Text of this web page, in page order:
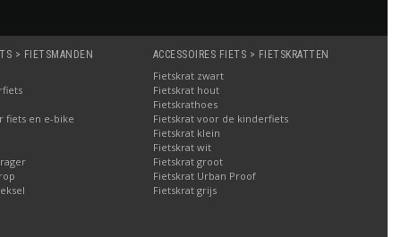
> FIETSMANDEN
fiets en e-bike
ACCESSOIRES FIETS > FIETSKRATTEN
Fietskrat zwart
Fietskrat hout
Fietskrathoes
Fietskrat voor de kinderfiets
Fietskrat klein
Fietskrat wit
Fietskrat groot
Fietskrat Urban Proof
Fietskrat grijs